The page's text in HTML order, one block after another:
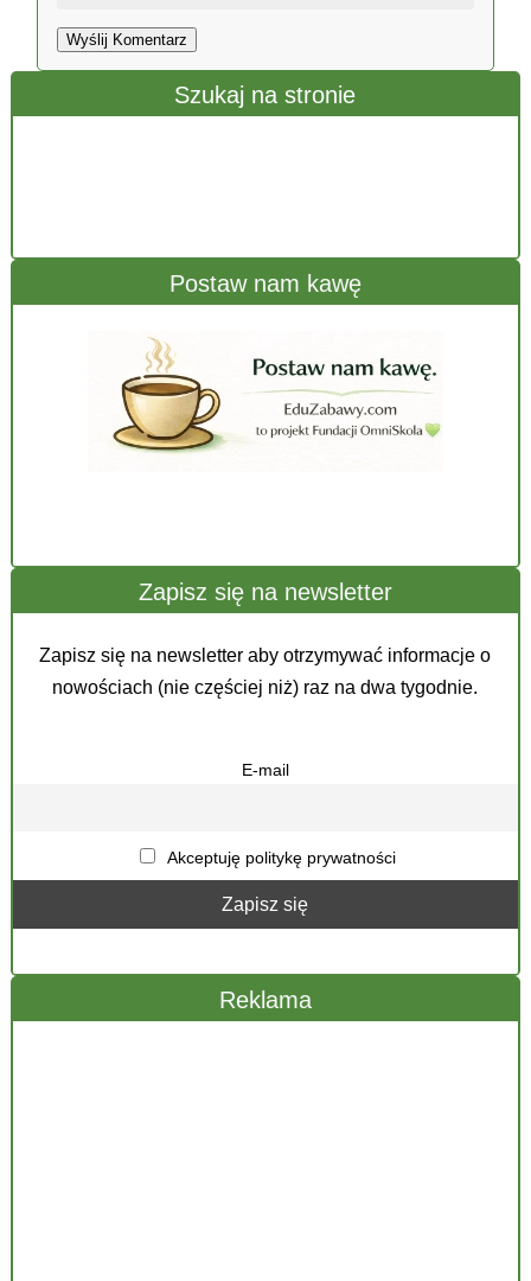
Szukaj na stronie
Postaw nam kawę
Zapisz się na newsletter
Zapisz się na newsletter aby otrzymywać informacje o
nowościach (nie częściej niż) raz na dwa tygodnie.
E-mail
Akceptuję politykę prywatności
Reklama
Wyślij Komentarz